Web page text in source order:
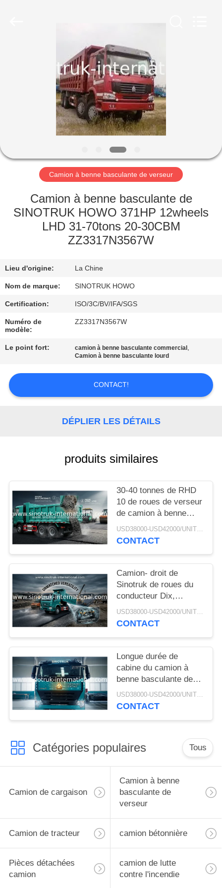
MAISON
PRODUITS
À
PROPOS
NOUS
VISITE
CONTRÔLE
DE
LA
NOUS
CONTACTER
DEMANDEZ
PLAN
DU
SITE
POLITIQUE
DE
CONFIDENTIALITÉ
Camion à benne basculante de verseur
Camion à benne basculante de
SINOTRUK HOWO 371HP 12wheels
LHD 31-70tons 20-30CBM
ZZ3317N3567W
Lieu d'origine: La Chine
Nom de marque: SINOTRUK HOWO
Certification: ISO/3C/BV/IFA/SGS
Numéro de
modèle:
ZZ3317N3567W
Le point fort: camion à benne basculante commercial ,
Camion à benne basculante lourd
CONTACT!
DÉPLIER LES DÉTAILS
produits similaires
30-40 tonnes de RHD
10 de roues de verseur
de camion à benne
basculante SINOTRUK
HOWO A7 pour la
USD38000-USD42000/UNIT)negotiation MOQ:1 UNITÉ
CONTACT
Camion- droit de
Sinotruk de roues du
conducteur Dix,
camion à benne
basculante résistant
USD38000-USD42000/UNIT)negotiation MOQ:1 UNITÉ
CONTACT
Longue durée de
cabine du camion à
benne basculante de
verseur d'exploitation
de RHD SINOTRUK
USD38000-USD42000/UNIT)negotiation MOQ:1 UNITÉ
CONTACT
Catégories populaires Tous
Camion de cargaison
Camion à benne
basculante de
verseur
Camion de tracteur camion bétonnière
Pièces détachées
camion
camion de lutte
contre l'incendie